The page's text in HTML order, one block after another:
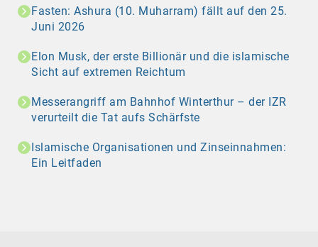
Fasten: Ashura (10. Muharram) fällt auf den 25.
Juni 2026
Elon Musk, der erste Billionär und die islamische
Sicht auf extremen Reichtum
Messerangriff am Bahnhof Winterthur – der IZR
verurteilt die Tat aufs Schärfste
Islamische Organisationen und Zinseinnahmen:
Ein Leitfaden